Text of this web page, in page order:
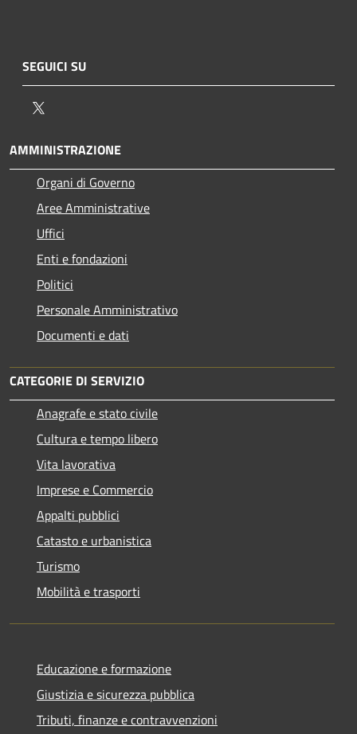
SEGUICI SU
AMMINISTRAZIONE
Organi di Governo
Aree Amministrative
Uffici
Enti e fondazioni
Politici
Personale Amministrativo
Documenti e dati
CATEGORIE DI SERVIZIO
Anagrafe e stato civile
Cultura e tempo libero
Vita lavorativa
Imprese e Commercio
Appalti pubblici
Catasto e urbanistica
Turismo
Mobilità e trasporti
Educazione e formazione
Giustizia e sicurezza pubblica
Tributi, finanze e contravvenzioni